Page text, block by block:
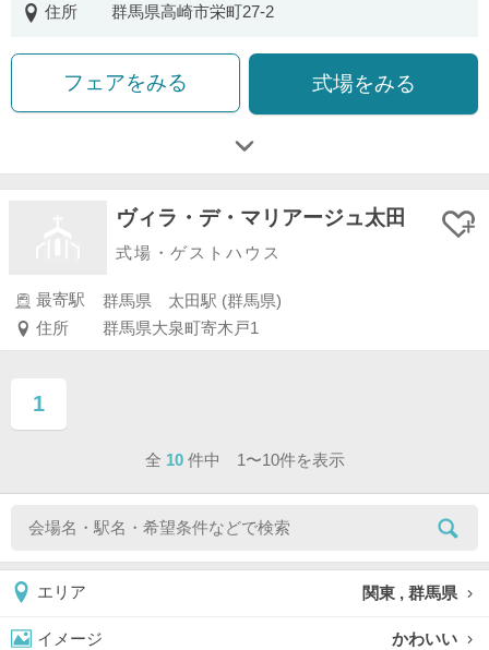
住所
群馬県高崎市栄町27-2
フェアをみる 式場をみる
ヴィラ・デ・マリアージュ太田
式場・ゲストハウス
最寄駅
群馬県 太田駅 (群馬県)
住所
群馬県大泉町寄木戸1
1
ページ目
全 10 件中 1〜10件を表示
エリア 関東 , 群馬県
イメージ かわいい